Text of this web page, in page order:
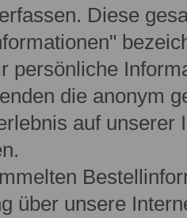
Diese
persönliche
die anonym
auf unserer
über unsere